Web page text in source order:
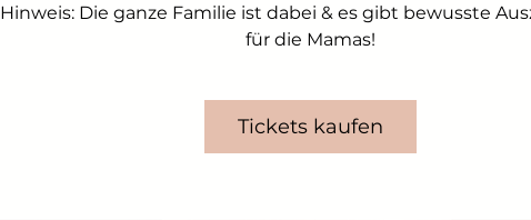
Hinweis: Die ganze Familie ist dabei & es gibt bewusste
für die Mamas!
Tickets kaufen